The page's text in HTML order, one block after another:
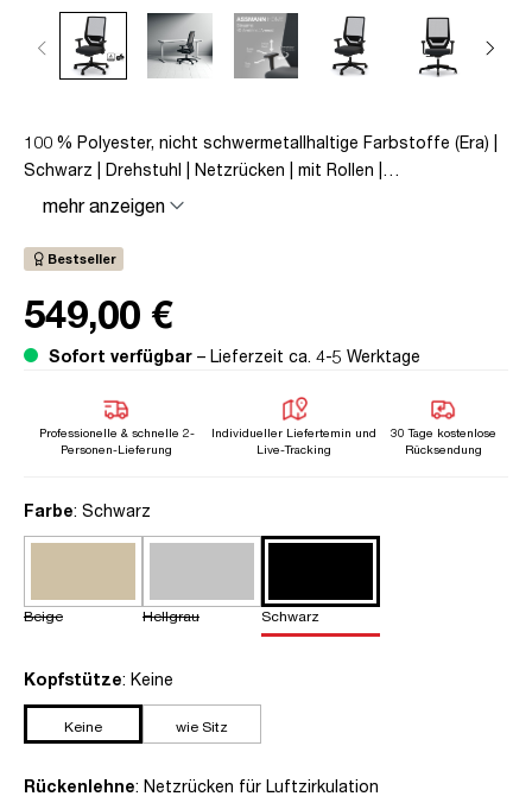
100 % Polyester, nicht schwermetallhaltige Farbstoffe (Era) |
Schwarz | Drehstuhl | Netzrücken | mit Rollen |
Lordosenstütze | Höhenverstellbar | Verstellbare Sitztiefe |
Verstellbare Rückenlehne | Belastbar bis 120kg | Textil |
geprüfte Ergonomie | TÜV© Emissions geprüft | Quality
Office© | bis zu 120 kg | Streamo
mehr anzeigen
Bestseller
549,00 €
Sofort verfügbar – Lieferzeit ca. 4-5 Werktage
Professionelle & schnelle 2-
Personen-Lieferung
Individueller Liefertemin und
Live-Tracking
30 Tage kostenlose
Rücksendung
Farbeauswählen
: Schwarz
Beige Hellgrau Schwarz
Kopfstützeauswählen
: Keine
Keine wie Sitz
Rückenlehneauswählen
: Netzrücken für Luftzirkulation